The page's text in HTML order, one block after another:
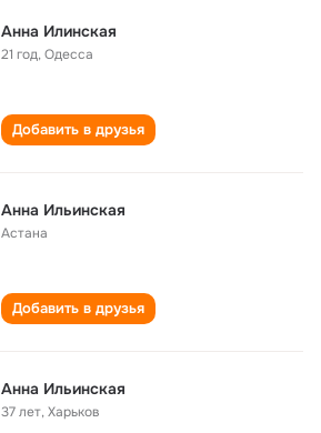
Анна Илинская
21 год,Одесса
Добавить в друзья
Анна Ильинская
Астана
Добавить в друзья
Анна Ильинская
37 лет,Харьков